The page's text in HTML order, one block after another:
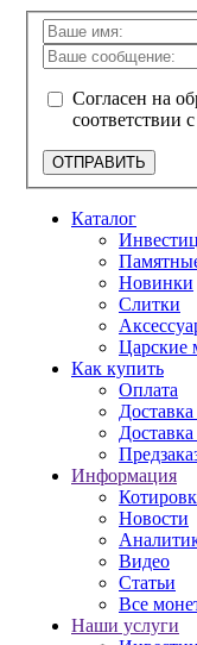
Согласен на
соответствии с
ОТПРАВИТЬ
Каталог
Новинки
Слитки
Царские
Как купить
Оплата
Информация
Новости
Видео
Статьи
Все
Наши услуги